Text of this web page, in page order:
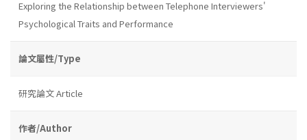
Exploring the Relationship between Telephone Interviewers'
Psychological Traits and Performance
論文屬性/Type
研究論文 Article
作者/Author